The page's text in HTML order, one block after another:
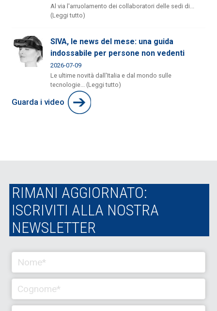
Al via l'arruolamento dei collaboratori delle sedi di...
(Leggi tutto)
SIVA, le news del mese: una guida
indossabile per persone non vedenti
2026-07-09
Le ultime novità dall'Italia e dal mondo sulle
tecnologie... (Leggi tutto)
Guarda i video
RIMANI AGGIORNATO:
ISCRIVITI ALLA NOSTRA
NEWSLETTER